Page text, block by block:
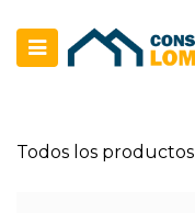
Todos los productos